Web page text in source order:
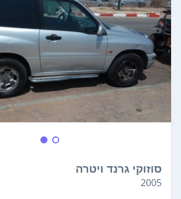
סוזוקי גרנד ויטרה
2005